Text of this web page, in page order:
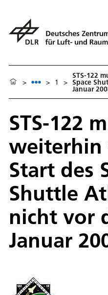
> > 1 >
STS-122
Space
Januar
STS-122
weiterhin
Start des
Shuttle
nicht vor
Januar